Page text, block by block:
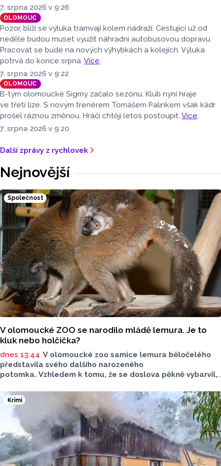
7. srpna 2026 v 9:26
OLOMOUC
Pozor, blíží se výluka tramvají kolem nádraží. Cestující už od
neděle budou muset využít náhradní autobusovou dopravu.
Pracovat se bude na nových výhybkách a kolejích. Výluka
potrvá do konce srpna. Více
7. srpna 2026 v 9:22
OLOMOUC
B-tým olomoucké Sigmy začalo sezónu. Klub nyní hraje
ve třetí lize. S novým trenérem Tomášem Palinkem však kádr
prošel ráznou změnou. Hráči chtějí letos postoupit. Více.
7. srpna 2026 v 9:20
Další zprávy z rychlovek
Nejnovější
Společnost
V olomoucké ZOO se narodilo mládě lemura. Je to
kluk nebo holčička?
dnes 13:44 V olomoucké zoo samice lemura běločelého
představila svého dalšího narozeného
potomka. Vzhledem k tomu, že se doslova pěkně vybarvil,
hnědé, případně hnědošedé, zato samci se pyšní bílým
zbarvením hlavy.
Krimi